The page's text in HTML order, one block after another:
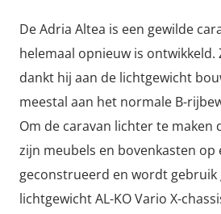
De Adria Altea is een gewilde
helemaal opnieuw is ontwikkeld.
dankt hij aan de lichtgewicht
meestal aan het normale B-
Om de caravan lichter te maken
zijn meubels en bovenkasten op
geconstrueerd en wordt gebruik
lichtgewicht AL-KO Vario X-